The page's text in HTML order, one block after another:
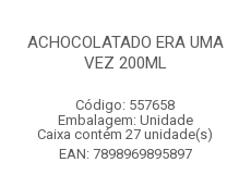
ACHOCOLATADO ERA UMA
VEZ 200ML
Código: 557658
Embalagem: Unidade
Caixa contém 27 unidade(s)
EAN: 7898969895897